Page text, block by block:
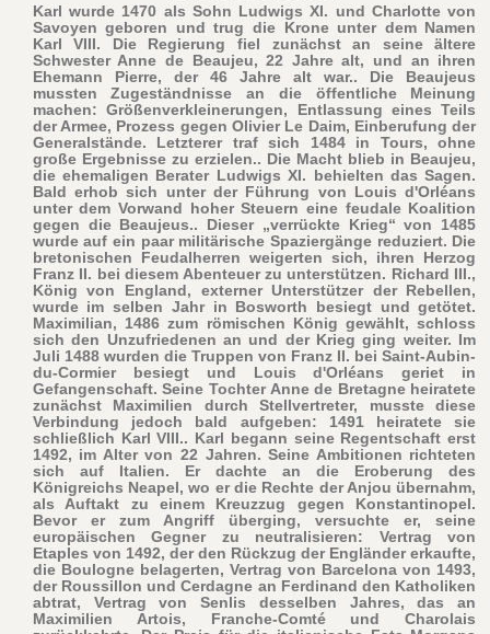
Karl wurde 1470 als Sohn Ludwigs XI. und Charlotte von
Savoyen geboren und trug die Krone unter dem Namen
Karl VIII. Die Regierung fiel zunächst an seine ältere
Schwester Anne de Beaujeu, 22 Jahre alt, und an ihren
Ehemann Pierre, der 46 Jahre alt war.. Die Beaujeus
mussten Zugeständnisse an die öffentliche Meinung
machen: Größenverkleinerungen, Entlassung eines Teils
der Armee, Prozess gegen Olivier Le Daim, Einberufung der
Generalstände. Letzterer traf sich 1484 in Tours, ohne
große Ergebnisse zu erzielen.. Die Macht blieb in Beaujeu,
die ehemaligen Berater Ludwigs XI. behielten das Sagen.
Bald erhob sich unter der Führung von Louis d'Orléans
unter dem Vorwand hoher Steuern eine feudale Koalition
gegen die Beaujeus.. Dieser „verrückte Krieg“ von 1485
wurde auf ein paar militärische Spaziergänge reduziert. Die
bretonischen Feudalherren weigerten sich, ihren Herzog
Franz II. bei diesem Abenteuer zu unterstützen. Richard III.,
König von England, externer Unterstützer der Rebellen,
wurde im selben Jahr in Bosworth besiegt und getötet.
Maximilian, 1486 zum römischen König gewählt, schloss
sich den Unzufriedenen an und der Krieg ging weiter. Im
Juli 1488 wurden die Truppen von Franz II. bei Saint-Aubin-
du-Cormier besiegt und Louis d'Orléans geriet in
Gefangenschaft. Seine Tochter Anne de Bretagne heiratete
zunächst Maximilien durch Stellvertreter, musste diese
Verbindung jedoch bald aufgeben: 1491 heiratete sie
schließlich Karl VIII.. Karl begann seine Regentschaft erst
1492, im Alter von 22 Jahren. Seine Ambitionen richteten
sich auf Italien. Er dachte an die Eroberung des
Königreichs Neapel, wo er die Rechte der Anjou übernahm,
als Auftakt zu einem Kreuzzug gegen Konstantinopel.
Bevor er zum Angriff überging, versuchte er, seine
europäischen Gegner zu neutralisieren: Vertrag von
Etaples von 1492, der den Rückzug der Engländer erkaufte,
die Boulogne belagerten, Vertrag von Barcelona von 1493,
der Roussillon und Cerdagne an Ferdinand den Katholiken
abtrat, Vertrag von Senlis desselben Jahres, das an
Maximilien Artois, Franche-Comté und Charolais